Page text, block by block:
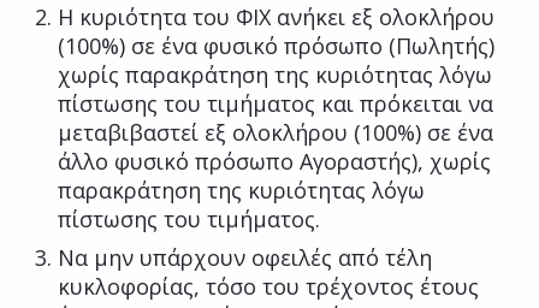
Η κυριότητα του ΦΙΧ ανήκει εξ ολοκλήρου
(100%) σε ένα φυσικό πρόσωπο (Πωλητής)
χωρίς παρακράτηση της κυριότητας λόγω
πίστωσης του τιμήματος και πρόκειται να
μεταβιβαστεί εξ ολοκλήρου (100%) σε ένα
άλλο φυσικό πρόσωπο Αγοραστής), χωρίς
παρακράτηση της κυριότητας λόγω
πίστωσης του τιμήματος.
Να μην υπάρχουν οφειλές από τέλη
κυκλοφορίας, τόσο του τρέχοντος έτους